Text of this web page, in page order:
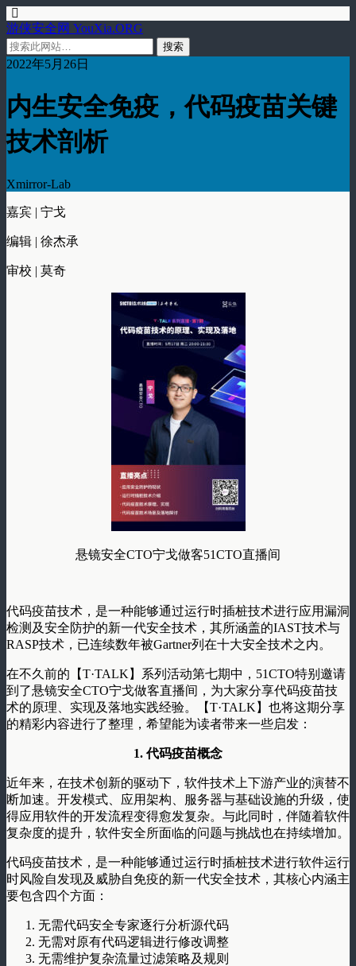
游侠安全网 YouXia.ORG
2022年5月26日
内生安全免疫，代码疫苗关键
技术剖析
Xmirror-Lab
嘉宾 | 宁戈
编辑 | 徐杰承
审校 | 莫奇
悬镜安全CTO宁戈做客51CTO直播间
代码疫苗技术，是一种能够通过运行时插桩技术进行应用漏洞
检测及安全防护的新一代安全技术，其所涵盖的IAST技术与
RASP技术，已连续数年被Gartner列在十大安全技术之内。
在不久前的【T·TALK】系列活动第七期中，51CTO特别邀请
到了悬镜安全CTO宁戈做客直播间，为大家分享代码疫苗技
术的原理、实现及落地实践经验。【T·TALK】也将这期分享
的精彩内容进行了整理，希望能为读者带来一些启发：
1. 代码疫苗概念
近年来，在技术创新的驱动下，软件技术上下游产业的演替不
断加速。开发模式、应用架构、服务器与基础设施的升级，使
得应用软件的开发流程变得愈发复杂。与此同时，伴随着软件
复杂度的提升，软件安全所面临的问题与挑战也在持续增加。
代码疫苗技术，是一种能够通过运行时插桩技术进行软件运行
时风险自发现及威胁自免疫的新一代安全技术，其核心内涵主
要包含四个方面：
无需代码安全专家逐行分析源代码
无需对原有代码逻辑进行修改调整
无需维护复杂流量过滤策略及规则